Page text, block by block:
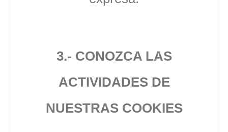
3.- CONOZCA LAS
ACTIVIDADES DE
NUESTRAS COOKIES